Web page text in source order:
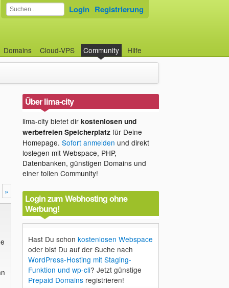
Domains Cloud-VPS Community Hilfe
Login Registrierung
»
Über lima-city
lima-city bietet dir kostenlosen und
werbefreien Speicherplatzfür Deine
Homepage. Sofort anmelden und direkt
loslegen mit Webspace, PHP,
Datenbanken, günstigen Domains und
einer tollen Community!
Login zum Webhosting ohne
Werbung!
Hast Du schon kostenlosen Webspace
oder bist Du auf der Suche nach
WordPress-Hosting mit Staging-
Funktion und wp-cli? Jetzt günstige
Prepaid Domainsregistrieren!